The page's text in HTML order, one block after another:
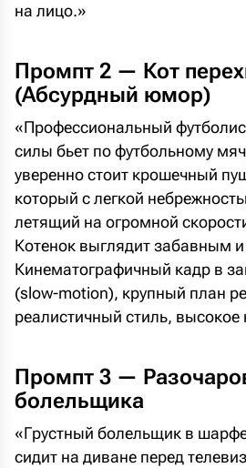
на лицо.»
Промпт 2 — Кот
(Абсурдный юмор)
«Профессиональный
силы бьет по футбольному
уверенно стоит крошечный
который с легкой
летящий на огромной
Котенок выглядит забавным
Кинематографичный кадр в
(slow-motion), крупный план
реалистичный стиль, высокое
Промпт 3 —
болельщика
«Грустный болельщик в
сидит на диване перед